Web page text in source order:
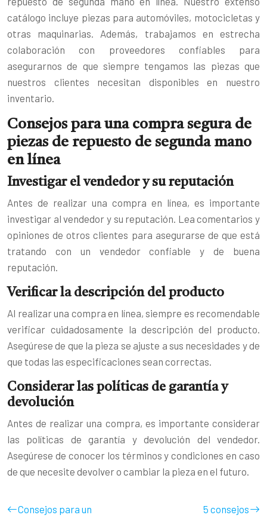
catálogo incluye piezas para automóviles, motocicletas y
otras maquinarias. Además, trabajamos en estrecha
colaboración con proveedores confiables para
asegurarnos de que siempre tengamos las piezas que
nuestros clientes necesitan disponibles en nuestro
inventario.
Consejos para una compra segura de
piezas de repuesto de segunda mano
en línea
Investigar el vendedor y su reputación
Antes de realizar una compra en línea, es importante
investigar al vendedor y su reputación. Lea comentarios y
opiniones de otros clientes para asegurarse de que está
tratando con un vendedor confiable y de buena
reputación.
Verificar la descripción del producto
Al realizar una compra en línea, siempre es recomendable
verificar cuidadosamente la descripción del producto.
Asegúrese de que la pieza se ajuste a sus necesidades y de
que todas las especificaciones sean correctas.
Considerar las políticas de garantía y
devolución
Antes de realizar una compra, es importante considerar
las políticas de garantía y devolución del vendedor.
Asegúrese de conocer los términos y condiciones en caso
de que necesite devolver o cambiar la pieza en el futuro.
Consejos para un
5 consejos